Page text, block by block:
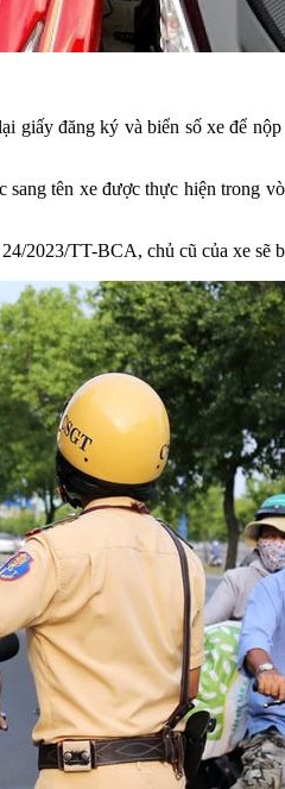
đăng ký và biển số xe để
tên xe được thực hiện trong
2023/TT-BCA, chủ cũ của xe sẽ